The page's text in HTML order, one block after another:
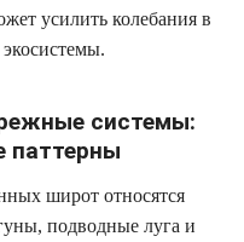
усилить колебания в
системы:
паттерны
широт относятся
подводные луга и